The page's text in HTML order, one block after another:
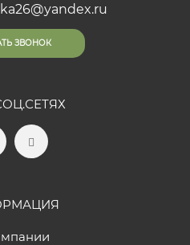
ЗВОНОК